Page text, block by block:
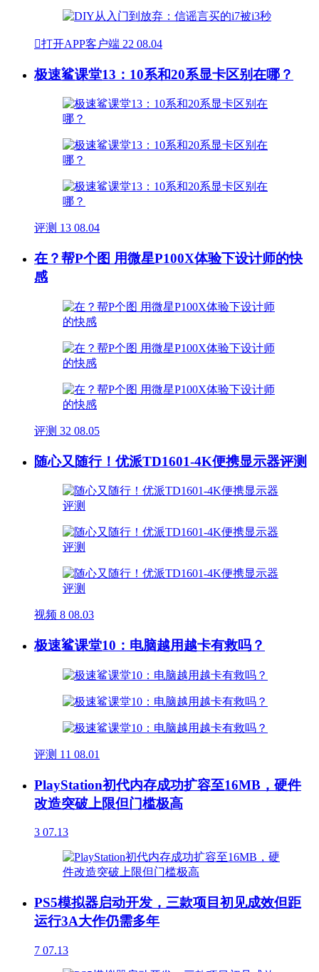
打开APP客户端 22 08.04
极速鲨课堂13：10系和20系显卡区别在哪？
评测 13 08.04
在？帮P个图 用微星P100X体验下设计师的快
感
评测 32 08.05
随心又随行！优派TD1601-4K便携显示器评测
视频 8 08.03
极速鲨课堂10：电脑越用越卡有救吗？
评测 11 08.01
PlayStation初代内存成功扩容至16MB，硬件
改造突破上限但门槛极高
3 07.13
PS5模拟器启动开发，三款项目初见成效但距
运行3A大作仍需多年
7 07.13